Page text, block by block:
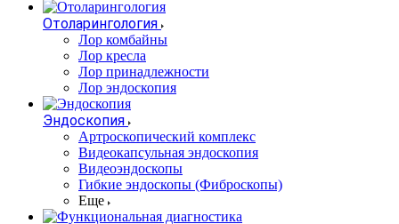
Отоларингология
Лор комбайны
Лор кресла
Лор принадлежности
Лор эндоскопия
Эндоскопия
Артроскопический комплекс
Видеокапсульная эндоскопия
Видеоэндоскопы
Гибкие эндоскопы (Фиброcкопы)
Еще